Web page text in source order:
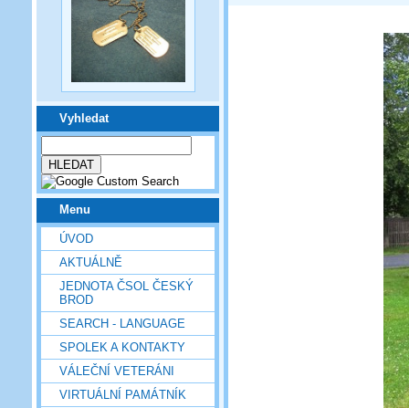
Vyhledat
Menu
ÚVOD
AKTUÁLNĚ
JEDNOTA ČSOL ČESKÝ
BROD
SEARCH - LANGUAGE
SPOLEK A KONTAKTY
VÁLEČNÍ VETERÁNI
VIRTUÁLNÍ PAMÁTNÍK